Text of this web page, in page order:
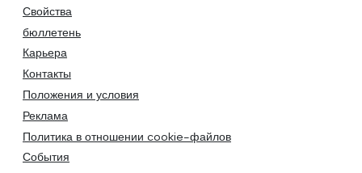
Свойства
бюллетень
Карьера
Контакты
Положения и условия
Реклама
Политика в отношении cookie-файлов
События